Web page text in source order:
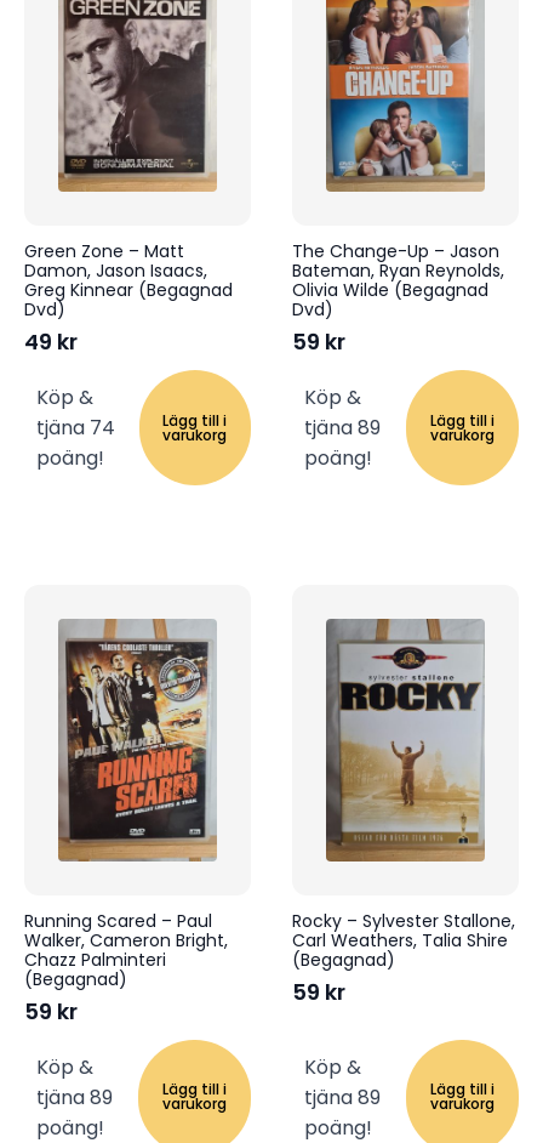
Green Zone – Matt
Damon, Jason Isaacs,
Greg Kinnear (Begagnad
Dvd)
49 kr
Köp &
tjäna 74
poäng!
Lägg till i
varukorg
The Change-Up – Jason
Bateman, Ryan Reynolds,
Olivia Wilde (Begagnad
Dvd)
59 kr
Köp &
tjäna 89
poäng!
Lägg till i
varukorg
Running Scared – Paul
Walker, Cameron Bright,
Chazz Palminteri
(Begagnad)
59 kr
Köp &
tjäna 89
poäng!
Lägg till i
varukorg
Rocky – Sylvester Stallone,
Carl Weathers, Talia Shire
(Begagnad)
59 kr
Köp &
tjäna 89
poäng!
Lägg till i
varukorg